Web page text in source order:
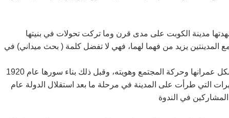
مدينة الكوبت على مدى قرن وما تركت تحولات في بنيتها
المدينتين يزيد من فهما لهما، فهي لا تفضل كلمة ( بحث ميداني) في
وتناولت الباحثة بالصور أثر ظهور النفط في الكويت على تطورها وتشكل عمرانها وحركة المجتمع وهويته، وقبل ذلك بناء سورها عام 1920
التي طرأت على المدينة في مرحلة ما بعد استقلال الدولة عام